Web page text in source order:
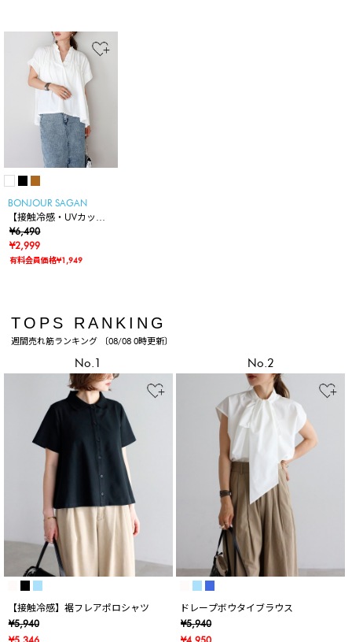
BONJOUR SAGAN
【接触冷感・UVカッ
ト】シャーリングスキッ
パートップス
¥6,490
¥2,999
有料会員価格¥1,949
TOPS RANKING
週間売れ筋ランキング 〔08/08 0時更新〕
No.1
【接触冷感】裾フレアポロシャツ
¥5,940
No.2
ドレープボウタイブラウス
¥5,940